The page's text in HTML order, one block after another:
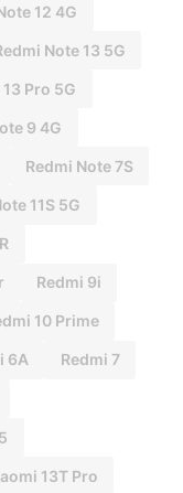
12 4G
Note 13 5G
Pro 5G
9 4G
Redmi Note 7S
11S 5G
Redmi 9i
10 Prime
6A Redmi 7
13T Pro